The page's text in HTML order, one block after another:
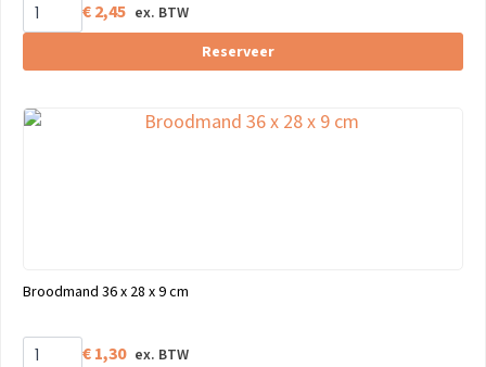
€2,45
Reserveer
Broodmand 36 x 28 x 9 cm
€1,30